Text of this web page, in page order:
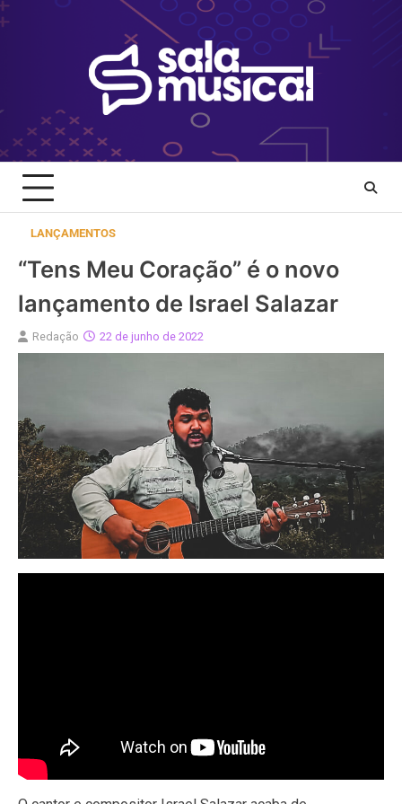
Skip
to
LANÇAMENTOS
“Tens Meu Coração” é o novo
lançamento de Israel Salazar
Redação 22 de junho de 2022